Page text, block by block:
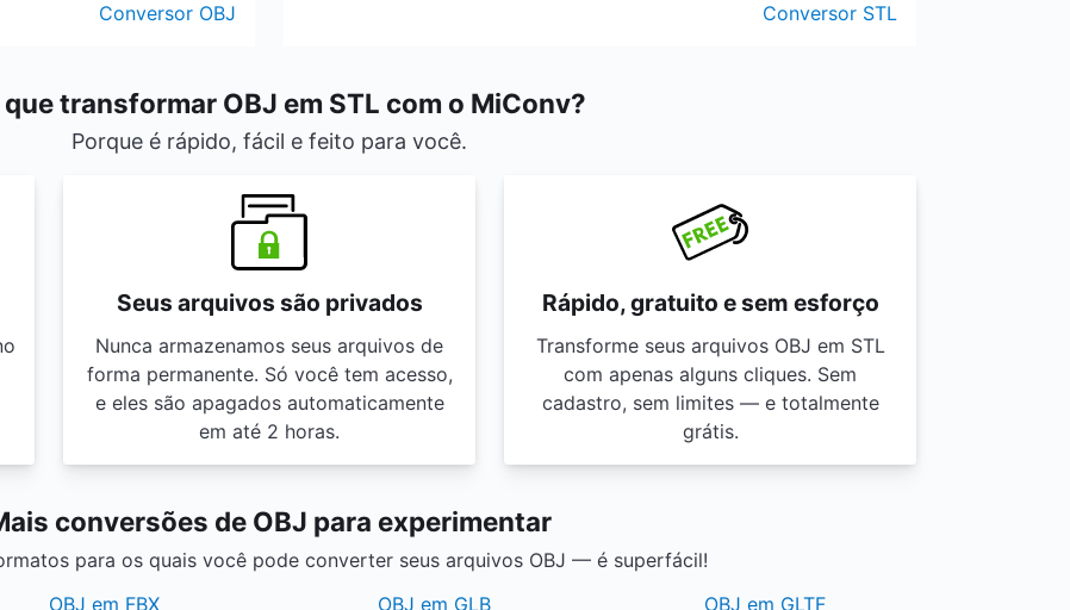
Conversor OBJ
Conversor STL
que transformar OBJ em STL com o MiConv?
Porque é rápido, fácil e feito para você.
Seus arquivos são privados
Nunca armazenamos seus arquivos de
forma permanente. Só você tem acesso,
e eles são apagados automaticamente
em até 2 horas.
Rápido, gratuito e sem esforço
Transforme seus arquivos OBJ em STL
com apenas alguns cliques. Sem
cadastro, sem limites — e totalmente
grátis.
conversões de OBJ para experimentar
para os quais você pode converter seus arquivos OBJ — é superfácil!
OBJ em FBX OBJ em GLB OBJ em GLTF